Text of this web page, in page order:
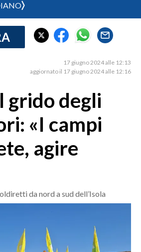
17 giugno 2024 alle 12:13
aggiornato il 17 giugno 2024 alle 12:16
grido degli
«I campi
agire
da nord a sud dell’Isola